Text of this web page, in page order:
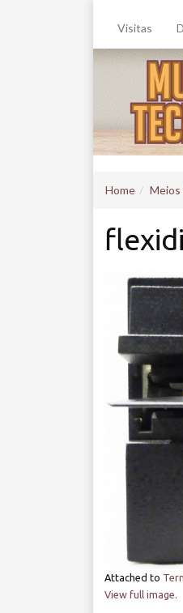
Visitas
Home Meios
Attached to
View full image.